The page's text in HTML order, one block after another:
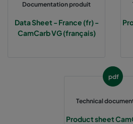
Documentation produit
Data Sheet - France (fr) -
CamCarb VG (français)
pdf
Technical
Product sheet